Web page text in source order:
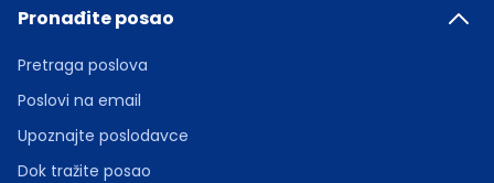
Pronađite posao
Pretraga poslova
Poslovi na email
Upoznajte poslodavce
Dok tražite posao